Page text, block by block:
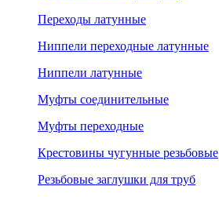
Переходы латунные
Ниппели переходные латунные
Ниппели латунные
Муфты соединительные
Муфты переходные
Крестовины чугунные резьбовые
Резьбовые заглушки для труб